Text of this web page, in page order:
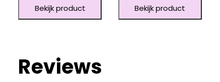
Bekijk product Bekijk product
Reviews